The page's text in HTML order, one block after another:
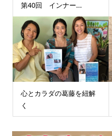
第40回 インナー...
心とカラダの葛藤を紐解
く